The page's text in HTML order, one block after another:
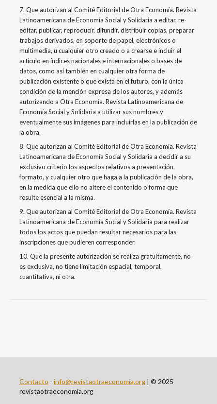
7. Que autorizan al Comité Editorial de Otra Economía. Revista
Latinoamericana de Economía Social y Solidaria a editar, re-
editar, publicar, reproducir, difundir, distribuir copias, preparar
trabajos derivados, en soporte de papel, electrónicos o
multimedia, u cualquier otro creado o a crearse e incluir el
artículo en índices nacionales e internacionales o bases de
datos, como así también en cualquier otra forma de
publicación existente o que exista en el futuro, con la única
condición de la mención expresa de los autores, y además
autorizando a Otra Economía. Revista Latinoamericana de
Economía Social y Solidaria a utilizar sus nombres y
eventualmente sus imágenes para incluirlas en la publicación de
la obra.
8. Que autorizan al Comité Editorial de Otra Economía. Revista
Latinoamericana de Economía Social y Solidaria a decidir a su
exclusivo criterio los aspectos relativos a presentación,
formato, y cualquier otro que haga a la publicación de la obra,
en la medida que ello no altere el contenido o forma que
resulte esencial a la misma.
9. Que autorizan al Comité Editorial de Otra Economía. Revista
Latinoamericana de Economía Social y Solidaria para realizar
todos los actos que puedan resultar necesarios para las
inscripciones que pudieren corresponder.
10. Que la presente autorización se realiza gratuitamente, no
es exclusiva, no tiene limitación espacial, temporal,
cuantitativa, ni otra.
Contacto - info@revistaotraeconomia.org | © 2025
revistaotraeconomia.org